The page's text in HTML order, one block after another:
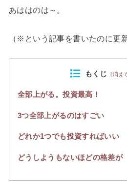
あははのは～。
（※という記事を書いたのに更
もくじ [消え
全部上がる。投資最高！
3つ全部上がるのはすごい
どれか1つでも投資すればいい
どうしようもないほどの格差が